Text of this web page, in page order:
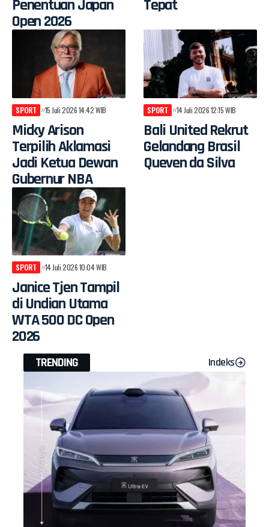
Penentuan Japan
Open 2026
Tepat
SPORT 15 Juli 2026 14:42 WIB
Micky Arison
Terpilih Aklamasi
Jadi Ketua Dewan
Gubernur NBA
SPORT 14 Juli 2026 12:15 WIB
Bali United Rekrut
Gelandang Brasil
Queven da Silva
SPORT 14 Juli 2026 10:04 WIB
Janice Tjen Tampil
di Undian Utama
WTA 500 DC Open
2026
TRENDING Indeks